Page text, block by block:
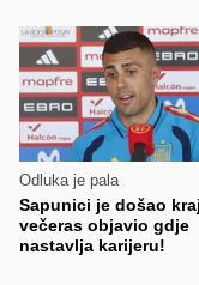
Odluka je pala
Sapunici je došao
večeras objavio gdje
nastavlja karijeru!